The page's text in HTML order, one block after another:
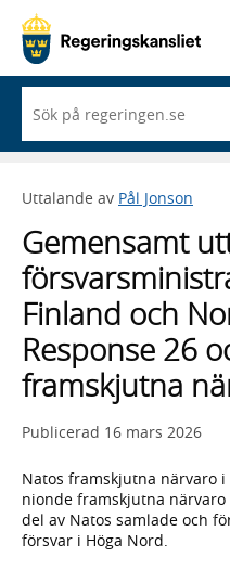
du
börjar
skriva
framträder
lista
med
sökförslag
Uttalande av Pål Jonson
Gemensamt
Finland och
Response 26
framskjutna
Publicerad 16 mars 2026
Natos framskjutna närvaro i
nionde framskjutna
del av Natos samlade och
försvar i Höga Nord.